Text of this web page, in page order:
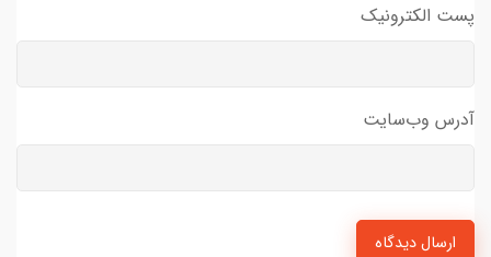
پست الکترونیک
آدرس وب‌سایت
ارسال دیدگاه